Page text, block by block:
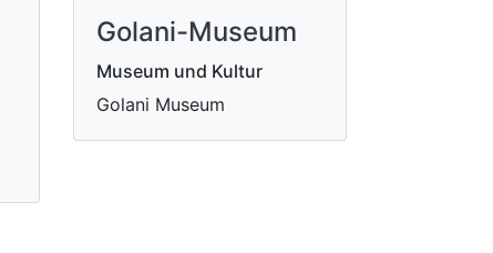
Golani-Museum
Museum und Kultur
Golani Museum